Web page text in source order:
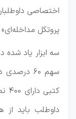
اختصاصی
پروتکل
سهم ۶۰
داوطلب باید از